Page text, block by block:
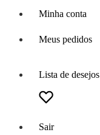
Minha conta
Meus pedidos
Lista de desejos
Sair